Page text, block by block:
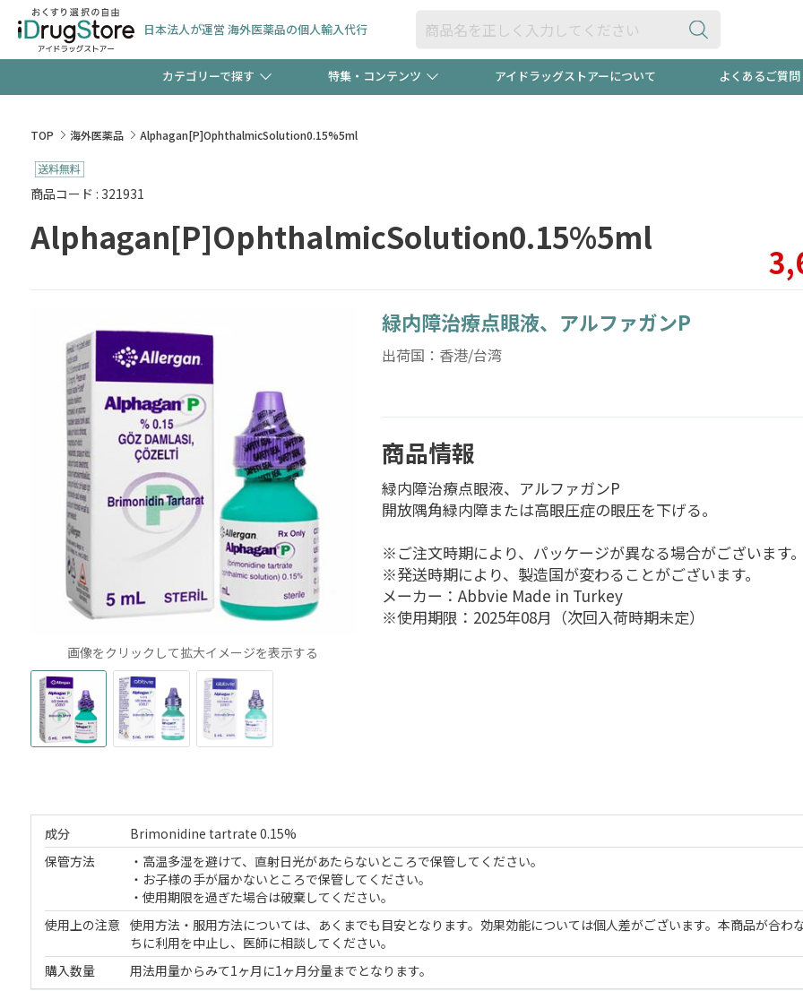
日本法人が運営 海外医薬品の個人輸入代行
カテゴリーで探す
検査キット ペット用品 オトナ向け
特集・コンテンツ
【週末限定】新規会員登録ポイント2倍600円分プレ
極冷メントールで、夏の頭皮ストレスを完全リセッ
ト！
当店スタッフが贈る音声プログラム
アイドラッグストアーについて よくあるご質問
TOP 海外医薬品 Alphagan[P]OphthalmicSolution0.15%5ml
商品コード : 321931
Alphagan[P]OphthalmicSolution0.15%5ml
画像をクリックして拡大イメージを表示する
緑内障治療点眼液、アルファガンP
出荷国：香港/台湾
商品情報
緑内障治療点眼液、アルファガンP
開放隅角緑内障または高眼圧症の眼圧を下げる。
※ご注文時期により、パッケージが異なる場合がございます
※発送時期により、製造国が変わることがございます。
メーカー：Abbvie Made in Turkey
※使用期限：2025年08月（次回入荷時期未定）
成分
Brimonidine tartrate 0.15%
保管方法
・高温多湿を避けて、直射日光があたらないところで保管してください。
・お子様の手が届かないところで保管してください。
・使用期限を過ぎた場合は破棄してください。
使用上の注意 使用方法・服用方法については、あくまでも目安となります。効果効能については個人差がございます。本商品が合わ
ちに利用を中止し、医師に相談してください。
購入数量
用法用量からみて1ヶ月に1ヶ月分量までとなります。